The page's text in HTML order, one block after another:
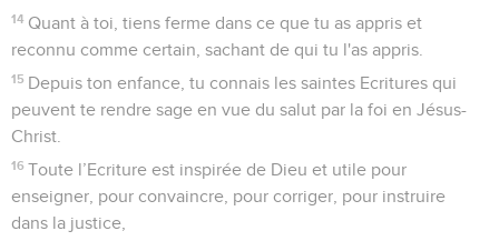
14 Quant à toi, tiens ferme dans ce que tu as appris et
reconnu comme certain, sachant de qui tu l'as appris.
15 Depuis ton enfance, tu connais les saintes Ecritures qui
peuvent te rendre sage en vue du salut par la foi en Jésus-
Christ.
16 Toute l’Ecriture est inspirée de Dieu et utile pour
enseigner, pour convaincre, pour corriger, pour instruire
dans la justice,